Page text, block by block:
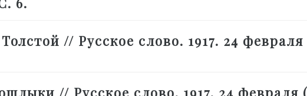
// Русское слово. 1917. 24